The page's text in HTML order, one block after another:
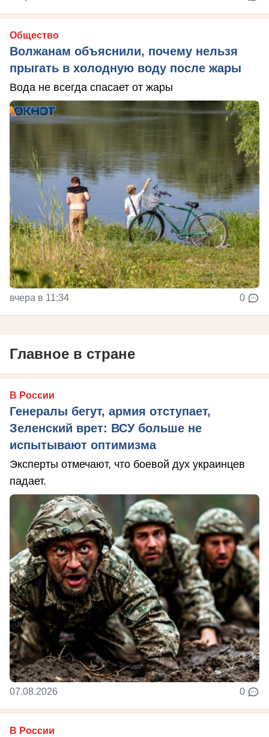
Общество
Волжанам объяснили, почему нельзя
прыгать в холодную воду после жары
Вода не всегда спасает от жары
вчера в 11:34 0
Главное в стране
В России
Генералы бегут, армия отступает,
Зеленский врет: ВСУ больше не
испытывают оптимизма
Эксперты отмечают, что боевой дух украинцев
падает.
07.08.2026 0
В России